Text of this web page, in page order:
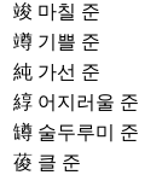
竣 마칠 준
竴 기쁠 준
純 가선 준
綧 어지러울 준
罇 술두루미 준
葰 클 준